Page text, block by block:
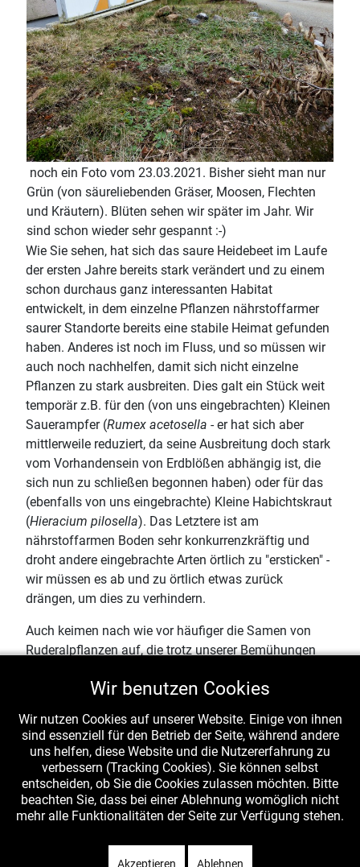
noch ein Foto vom 23.03.2021. Bisher sieht man nur
Grün (von säureliebenden Gräser, Moosen, Flechten
und Kräutern). Blüten sehen wir später im Jahr. Wir
sind schon wieder sehr gespannt :-)
Wie Sie sehen, hat sich das saure Heidebeet im Laufe
der ersten Jahre bereits stark verändert und zu einem
schon durchaus ganz interessanten Habitat
entwickelt, in dem einzelne Pflanzen nährstoffarmer
saurer Standorte bereits eine stabile Heimat gefunden
haben. Anderes ist noch im Fluss, und so müssen wir
auch noch nachhelfen, damit sich nicht einzelne
Pflanzen zu stark ausbreiten. Dies galt ein Stück weit
temporär z.B. für den (von uns eingebrachten) Kleinen
Sauerampfer (Rumex acetosella - er hat sich aber
mittlerweile reduziert, da seine Ausbreitung doch stark
vom Vorhandensein von Erdblößen abhängig ist, die
sich nun zu schließen begonnen haben) oder für das
(ebenfalls von uns eingebrachte) Kleine Habichtskraut
(Hieracium pilosella). Das Letztere ist am
nährstoffarmen Boden sehr konkurrenzkräftig und
droht andere eingebrachte Arten örtlich zu "ersticken" -
wir müssen es ab und zu örtlich etwas zurück
drängen, um dies zu verhindern.
Auch keimen nach wie vor häufiger die Samen von
Ruderalpflanzen auf, die trotz unserer Bemühungen
vorhanden sind, so z.B. Breitwegerich, Haarfeiner
saure Heide einmal so stabil ist, dass dies
unterbleiben kann - und sich weitere Arten
nährstoffarmer Standorte so gut etablieren können,
dass sie eine stabile, wenn auch kleine Heimat in
unserem Garten gefunden haben.
Wir benutzen Cookies
Wir nutzen Cookies auf unserer Website. Einige von ihnen
sind essenziell für den Betrieb der Seite, während andere
uns helfen, diese Website und die Nutzererfahrung zu
verbessern (Tracking Cookies). Sie können selbst
entscheiden, ob Sie die Cookies zulassen möchten. Bitte
beachten Sie, dass bei einer Ablehnung womöglich nicht
mehr alle Funktionalitäten der Seite zur Verfügung stehen.
Akzeptieren Ablehnen